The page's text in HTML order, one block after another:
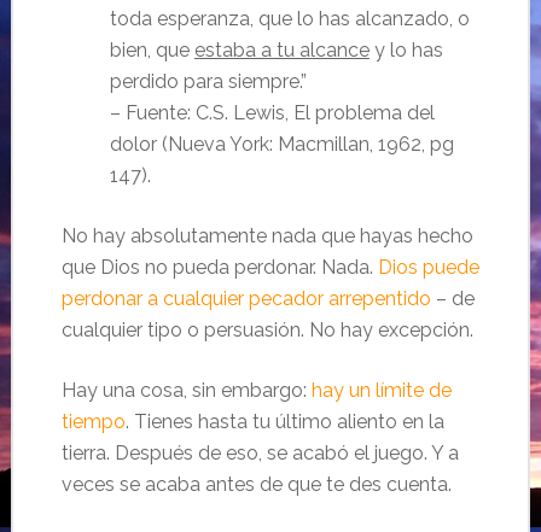
toda esperanza, que lo has alcanzado, o
bien, que estaba a tu alcancey lo has
perdido para siempre.”
– Fuente: C.S. Lewis, El problema del
dolor (Nueva York: Macmillan, 1962, pg
147).
No hay absolutamente nada que hayas hecho
que Dios no pueda perdonar. Nada. Dios puede
perdonar a cualquier pecador arrepentido – de
cualquier tipo o persuasión. No hay excepción.
Hay una cosa, sin embargo: hay un límite de
tiempo. Tienes hasta tu último aliento en la
tierra. Después de eso, se acabó el juego. Y a
veces se acaba antes de que te des cuenta.